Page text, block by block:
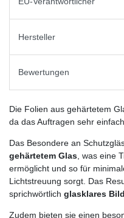
Hersteller
Bewertungen
Die Folien aus gehärtetem
da das Auftragen sehr
Das Besondere an
gehärtetem Glas , was eine
ermöglicht und so für
Lichtstreuung sorgt. Das
sprichwörtlich glasklares Bild
Zudem bieten sie einen